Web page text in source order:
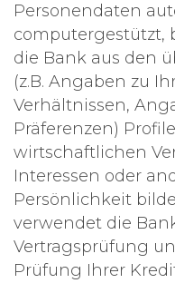
Personendaten
computergestützt,
die Bank aus den
(z.B. Angaben zu
Verhältnissen,
Präferenzen)
wirtschaftlichen
Interessen oder
Persönlichkeit
verwendet die
Vertragsprüfung
Prüfung Ihrer